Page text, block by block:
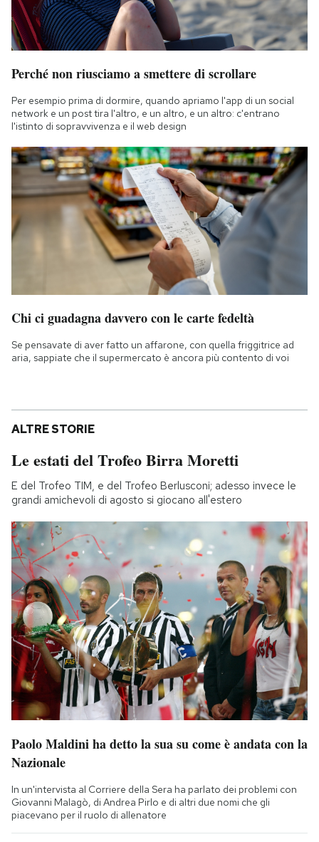
Perché non riusciamo a smettere di scrollare
Per esempio prima di dormire, quando apriamo l'app di un social
network e un post tira l'altro, e un altro, e un altro: c'entrano
l'istinto di sopravvivenza e il web design
Chi ci guadagna davvero con le carte fedeltà
Se pensavate di aver fatto un affarone, con quella friggitrice ad
aria, sappiate che il supermercato è ancora più contento di voi
ALTRE STORIE
Le estati del Trofeo Birra Moretti
E del Trofeo TIM, e del Trofeo Berlusconi; adesso invece le
grandi amichevoli di agosto si giocano all'estero
Paolo Maldini ha detto la sua su come è andata con la
Nazionale
In un'intervista al Corriere della Sera ha parlato dei problemi con
Giovanni Malagò, di Andrea Pirlo e di altri due nomi che gli
piacevano per il ruolo di allenatore